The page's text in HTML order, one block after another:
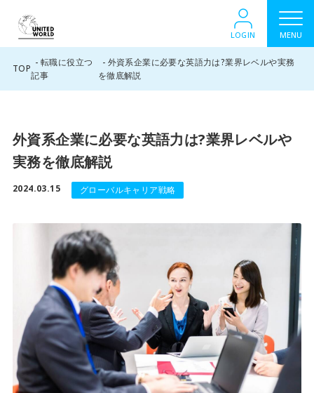
LOGIN MENU
TOP
転職に役立つ
記事
外資系企業に必要な英語力は?業界レベルや実務
を徹底解説
外資系企業に必要な英語力は?業界レベルや
実務を徹底解説
2024.03.15 グローバルキャリア戦略